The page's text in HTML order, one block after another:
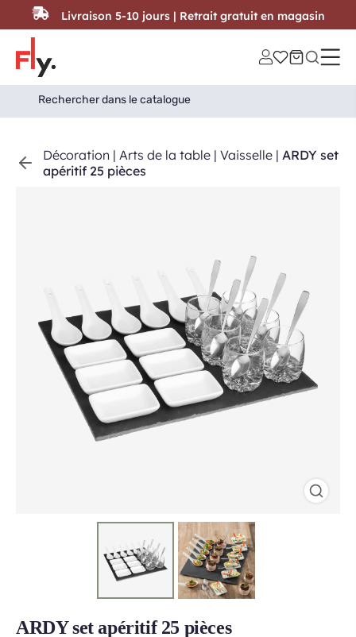
Passer au contenu
Search
for:
Search Button
Décoration | Arts de la table | Vaisselle | ARDY set
apéritif 25 pièces
ARDY set apéritif 25 pièces
Livraison 5-10 jours | Retrait gratuit en magasin